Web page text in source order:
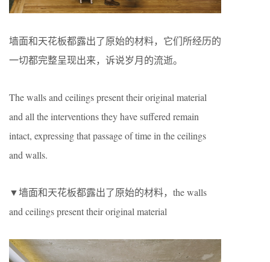
墙面和天花板都露出了原始的材料，它们所经历的
一切都完整呈现出来，诉说岁月的流逝。
The walls and ceilings present their original material
and all the interventions they have suffered remain
intact, expressing that passage of time in the ceilings
and walls.
▼墙面和天花板都露出了原始的材料，the walls
and ceilings present their original material